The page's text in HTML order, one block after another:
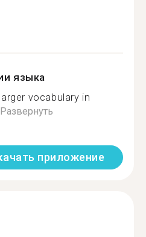
языка
vocabulary in
Развернуть
приложение